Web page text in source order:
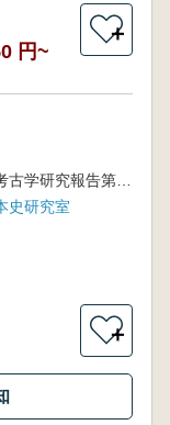
円~
＋
大阪市立大学考古学研究報告第4冊
史研究室
＋